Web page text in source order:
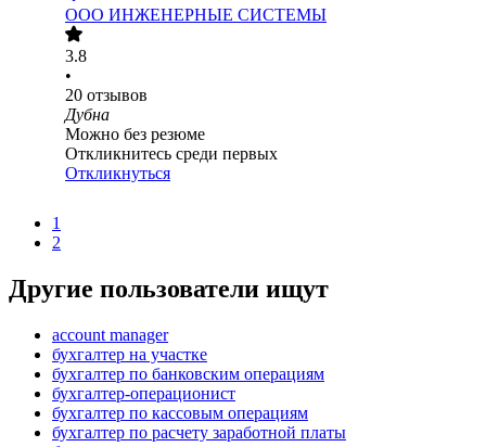
ООО ИНЖЕНЕРНЫЕ СИСТЕМЫ
3.8
•
20 отзывов
Дубна
Можно без резюме
Откликнитесь среди первых
Откликнуться
1
2
Другие пользователи ищут
account manager
бухгалтер на участке
бухгалтер по банковским операциям
бухгалтер-операционист
бухгалтер по кассовым операциям
бухгалтер по расчету заработной платы